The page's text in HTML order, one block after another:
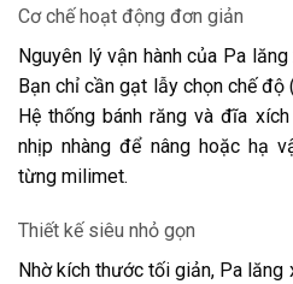
Cơ chế hoạt động đơn giản
Nguyên lý vận hành của Pa
Bạn chỉ cần gạt lẫy chọn chế độ
Hệ thống bánh răng và đĩa
nhịp nhàng để nâng hoặc hạ
từng milimet.
Thiết kế siêu nhỏ gọn
Nhờ kích thước tối giản, Pa